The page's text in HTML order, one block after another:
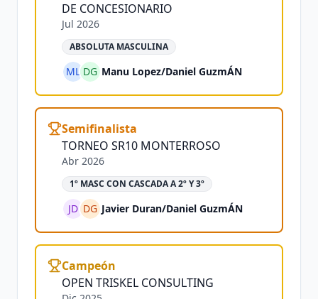
DE CONCESIONARIO
Jul 2026
ABSOLUTA MASCULINA
ML DG Manu Lopez/Daniel GuzmÁN
Semifinalista
TORNEO SR10 MONTERROSO
Abr 2026
1º MASC CON CASCADA A 2º Y 3º
JD DG Javier Duran/Daniel GuzmÁN
Campeón
OPEN TRISKEL CONSULTING